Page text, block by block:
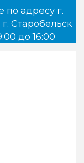
по адресу г.
Старобельск
до 16:00